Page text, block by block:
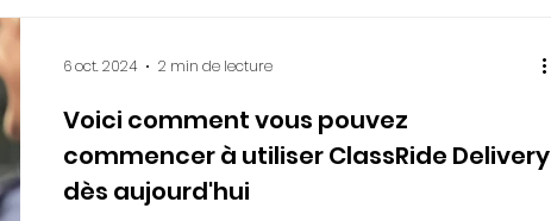
Voici comment vous pouvez
commencer à utiliser ClassRide Delivery
dès aujourd'hui
6 oct. 2024 2 min de lecture